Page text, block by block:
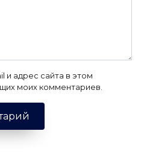
и адрес сайта в этом
моих комментариев.